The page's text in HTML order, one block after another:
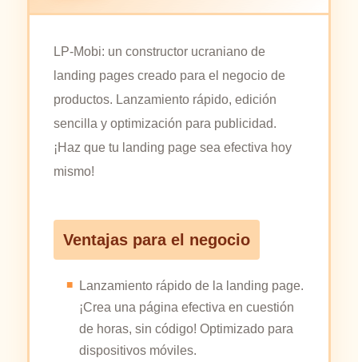
LP-Mobi: un constructor ucraniano de
landing pages creado para el negocio de
productos. Lanzamiento rápido, edición
sencilla y optimización para publicidad.
¡Haz que tu landing page sea efectiva hoy
mismo!
Ventajas para el negocio
Lanzamiento rápido de la landing page.
¡Crea una página efectiva en cuestión
de horas, sin código! Optimizado para
dispositivos móviles.